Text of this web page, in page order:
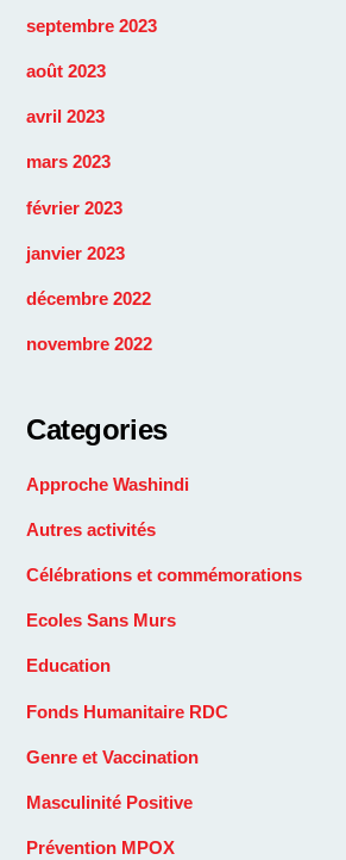
septembre 2023
août 2023
avril 2023
mars 2023
février 2023
janvier 2023
décembre 2022
novembre 2022
Categories
Approche Washindi
Autres activités
Célébrations et commémorations
Ecoles Sans Murs
Education
Fonds Humanitaire RDC
Genre et Vaccination
Masculinité Positive
Prévention MPOX